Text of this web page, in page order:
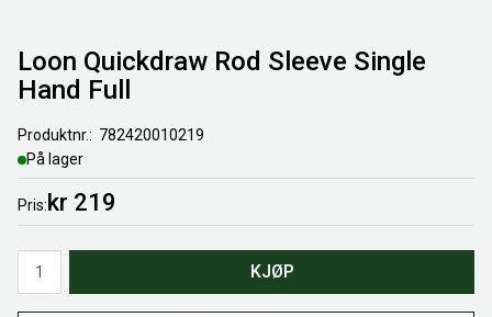
Loon Quickdraw Rod Sleeve Single
Hand Full
Produktnr.
782420010219
På lager
Pris kr 219
KJØP